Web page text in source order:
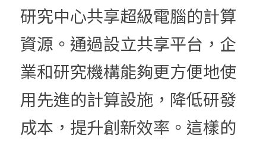
研究中心共享超級電腦的計算
資源。通過設立共享平台，企
業和研究機構能夠更方便地使
用先進的計算設施，降低研發
成本，提升創新效率。這樣的